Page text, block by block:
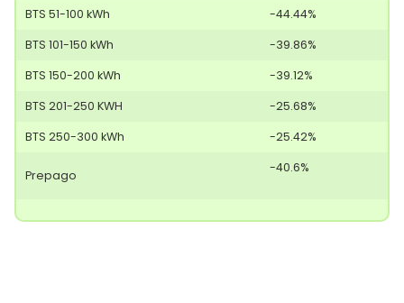
BTS 51-100 kWh
-44.44%
BTS 101-150 kWh
-39.86%
BTS 150-200 kWh
-39.12%
BTS 201-250 KWH
-25.68%
BTS 250-300 kWh
-25.42%
Prepago
-40.6%